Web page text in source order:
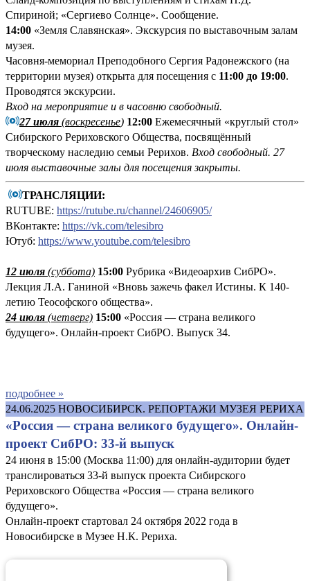
Спириной; «Сергиево Солнце». Сообщение.
14:00 «Земля Славянская». Экскурсия по выставочным залам
музея.
Часовня-мемориал Преподобного Сергия Радонежского (на
территории музея) открыта для посещения с 11:00 до 19:00.
Проводятся экскурсии.
Вход на мероприятие и в часовню свободный.
27 июля (воскресенье) 12:00 Ежемесячный «круглый стол»
Сибирского Рериховского Общества, посвящённый
творческому наследию семьи Рерихов. Вход свободный. 27
июля выставочные залы для посещения закрыты.
ТРАНСЛЯЦИИ:
RUTUBE: https://rutube.ru/channel/24606905/
ВКонтакте: https://vk.com/telesibro
Ютуб: https://www.youtube.com/telesibro
12 июля (суббота) 15:00 Рубрика «Видеоархив СибРО».
Лекция Л.А. Ганиной «Вновь зажечь факел Истины. К 140-
летию Теософского общества».
24 июля (четверг) 15:00 «Россия — страна великого
будущего». Онлайн-проект СибРО. Выпуск 34.
подробнее »
24.06.2025 НОВОСИБИРСК. РЕПОРТАЖИ МУЗЕЯ РЕРИХА
«Россия — страна великого будущего». Онлайн-
проект СибРО: 33-й выпуск
24 июня в 15:00 (Москва 11:00) для онлайн-аудитории будет
транслироваться 33-й выпуск проекта Сибирского
Рериховского Общества «Россия — страна великого
будущего».
Онлайн-проект стартовал 24 октября 2022 года в
Новосибирске в Музее Н.К. Рериха.